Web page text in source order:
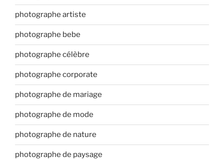
photographe artiste
photographe bebe
photographe célèbre
photographe corporate
photographe de mariage
photographe de mode
photographe de nature
photographe de paysage